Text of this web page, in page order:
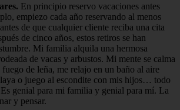
En principio reservo vacaciones antes
empiezo cada año reservando al menos
de que cualquier cliente reciba una cita
de cinco años, estos retiros se han
Mi familia alquila una hermosa
de vacas y arbustos. Mi mente se calma
de leña, me relajo en un baño al aire
o juego al escondite con mis hijos… todo
genial para mi familia y genial para mí. La
y pensar.